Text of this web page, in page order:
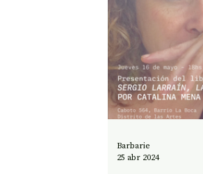
Barbarie
25 abr 2024